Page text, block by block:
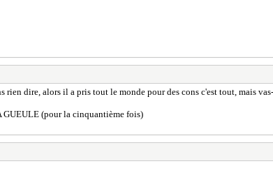
dire, alors il a pris tout le monde pour des cons c'est tout, mais
GUEULE (pour la cinquantième fois)